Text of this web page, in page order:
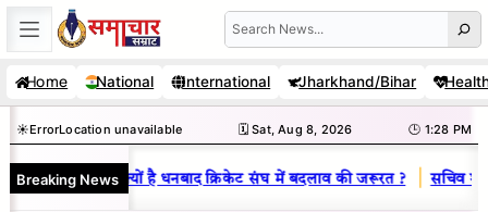
Skip
to
content
Search
Home National International Jharkhand/Bihar
☀️ErrorLocation unavailable 🗓️ Sat, Aug 8, 2026 🕒 1:28 PM
Breaking News
राज : जानें क्यों है धनबाद क्रिकेट संघ में बदलाव की जरूरत ? | सचिव